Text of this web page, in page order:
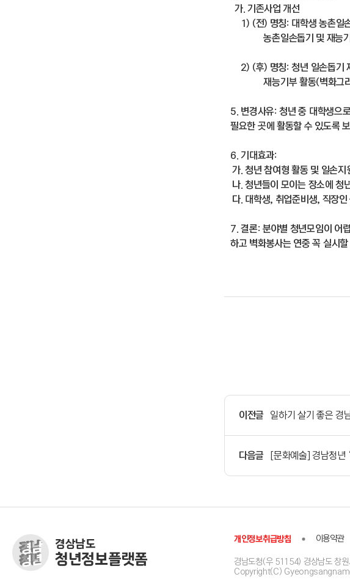
가. 기존사업 개선
1) (전) 명칭: 대학생 농촌일
농촌일손돕기 및 재능기부
2) (후) 명칭: 청년 일손돕기
재능기부 활동(벽화그
5. 변경사유: 청년 중 대학생으
필요한 곳에 활동할 수 있도록
6. 기대효과:
가. 청년 참여형 활동 및 일손
나. 청년들이 모이는 장소에 청
다. 대학생, 취업준비생, 직장
7. 결론: 분야별 청년모임이 어
하고 벽화봉사는 연중 꼭 실시
이전글 일하기 살기 좋은 경
다음글 [문화예술] 경남청년
경상남도
청년정보플랫폼
개인정보취급방침 이용약관
경남도청(우 51154) 경상남도 창
Copyright(C)